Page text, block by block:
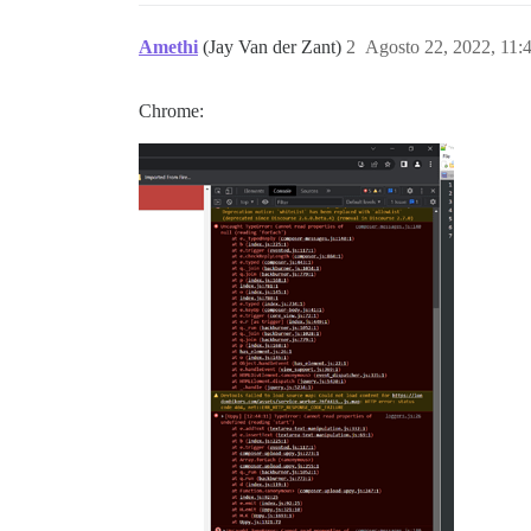
Amethi (Jay Van der Zant) Agosto 22, 2022,
2
Chrome: